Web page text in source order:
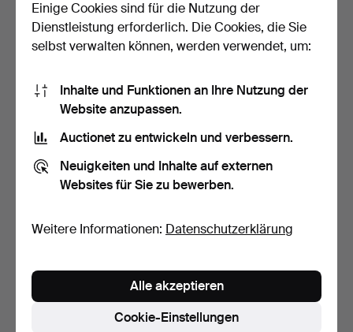
1 Gebot
53 USD
11 Gebote
159 USD
ANHÄNGER, 2 St., mit
59 USD
ANHÄNGER, 18K Gold,
8 Gebote
Einige Cookies sind für die Nutzung der
Dienstleistung erforderlich. Die Cookies, die Sie
selbst verwalten können, werden verwendet, um:
Inhalte und Funktionen an Ihre Nutzung der
Website anzupassen.
Auctionet zu entwickeln und verbessern.
Neuigkeiten und Inhalte auf externen
Websites für Sie zu bewerben.
Weitere Informationen: Datenschutzerklärung
Cookie-Einstellungen
Alle akzeptieren